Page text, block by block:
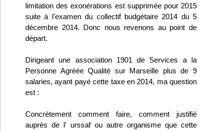
VieAsso
Infos
Divers
Abo Lettrasso
Désabo Lettrasso
limitation des exonérations est supprimée pour 2015
suite à l'examen du collectif budgétaire 2014 du 5
décembre 2014. Donc nous revenons au point de
départ.
Dirigeant une association 1901 de Services a la
Personne Agréée Qualité sur Marseille plus de 9
salaries, ayant payé cette taxe en 2014, ma question
est :
Concrètement comment faire, comment justifié
auprès de l' urssaf ou autre organisme que cette